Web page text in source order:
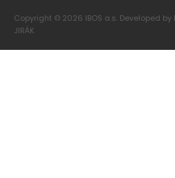
Copyright © 2026 IBOS a.s. Developed by
JIRÁK